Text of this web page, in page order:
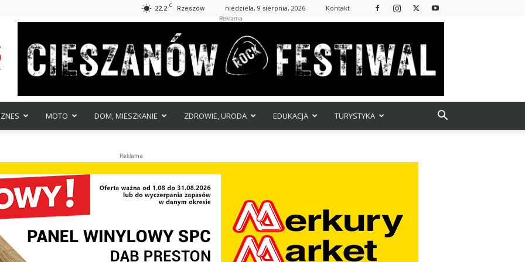
22.2 C Rzeszów niedziela, 9 sierpnia, 2026 Kontakt
Reklama
MOTO DOM, MIESZKANIE ZDROWIE, URODA EDUKACJA TURYSTYKA
Reklama